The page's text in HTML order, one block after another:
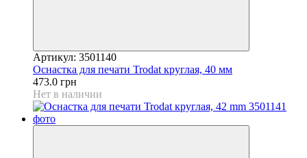
Артикул: 3501140
Оснастка для печати Trodat круглая, 40 мм
473.0 грн
Нет в наличии